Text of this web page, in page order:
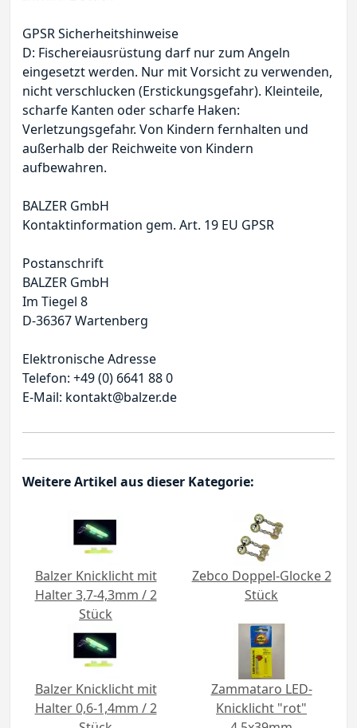
GPSR Sicherheitshinweise
D: Fischereiausrüstung darf nur zum Angeln
eingesetzt werden. Nur mit Vorsicht zu verwenden,
nicht verschlucken (Erstickungsgefahr). Kleinteile,
scharfe Kanten oder scharfe Haken:
Verletzungsgefahr. Von Kindern fernhalten und
außerhalb der Reichweite von Kindern
aufbewahren.
BALZER GmbH
Kontaktinformation gem. Art. 19 EU GPSR
Postanschrift
BALZER GmbH
Im Tiegel 8
D-36367 Wartenberg
Elektronische Adresse
Telefon: +49 (0) 6641 88 0
E-Mail: kontakt@balzer.de
Weitere Artikel aus dieser Kategorie:
Balzer Knicklicht mit
Halter 3,7-4,3mm / 2
Stück
Zebco Doppel-Glocke 2
Stück
Balzer Knicklicht mit
Halter 0,6-1,4mm / 2
Zammataro LED-
Knicklicht "rot"